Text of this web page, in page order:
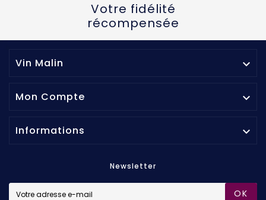
Votre fidélité
récompensée
Vin Malin 
Mon Compte 
Informations 
Newsletter
OK